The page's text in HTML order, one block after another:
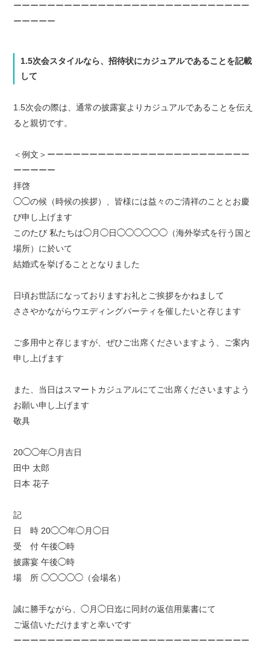
ーーーーーーーーーーーーーーーーーーーーーーーーーーーー
ーーーーー
1.5次会スタイルなら、招待状にカジュアルであることを記載
して
1.5次会の際は、通常の披露宴よりカジュアルであることを伝え
ると親切です。
＜例文＞ーーーーーーーーーーーーーーーーーーーーーーーー
ーーーーー
拝啓
◯◯の候（時候の挨拶）、皆様には益々のご清祥のこととお慶
び申し上げます
このたび 私たちは◯月◯日◯◯◯◯◯◯（海外挙式を行う国と
場所）に於いて
結婚式を挙げることとなりました
日頃お世話になっておりますお礼とご挨拶をかねまして
ささやかながらウエディングパーティを催したいと存じます
ご多用中と存じますが、ぜひご出席くださいますよう、ご案内
申し上げます
また、当日はスマートカジュアルにてご出席くださいますよう
お願い申し上げます
敬具
20◯◯年◯月吉日
田中 太郎
日本 花子
記
日 時 20◯◯年◯月◯日
受 付 午後◯時
披露宴 午後◯時
場 所 ◯◯◯◯◯（会場名）
誠に勝手ながら、◯月◯日迄に同封の返信用葉書にて
ご返信いただけますと幸いです
ーーーーーーーーーーーーーーーーーーーーーーーーーーーー